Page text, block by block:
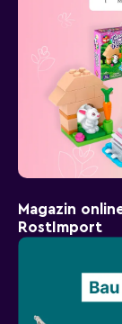
Magazin
RostImport